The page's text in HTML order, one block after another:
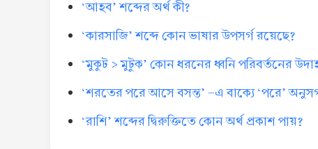
‘আহব’ শব্দের অর্থ কী?
‘কারসাজি’ শব্দে কোন ভাষার উপসর্গ রয়েছে?
‘মুকুট > মুটুক’ কোন ধরনের ধ্বনি পরিবর্তনের
‘শরতের পরে আসে বসন্ত’ -এ বাক্যে ‘পরে’
‘রাশি’ শব্দের দ্বিরুক্তিতে কোন অর্থ প্রকাশ পায়?